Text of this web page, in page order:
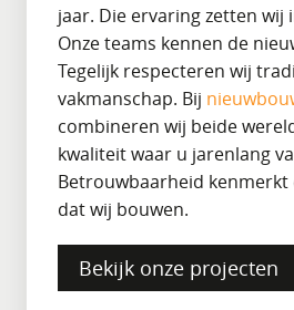
jaar. Die ervaring zetten wij
Onze teams kennen de
Tegelijk respecteren wij
vakmanschap. Bij
combineren wij beide
kwaliteit waar u jarenlang
Betrouwbaarheid kenmerkt
dat wij bouwen.
Bekijk onze projecten